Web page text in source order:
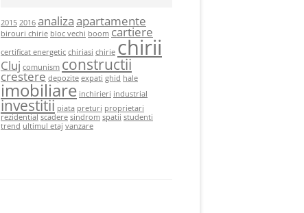
2015 2016 analizaapartamente
birouri chirie bloc vechi boom cartiere
certificat energetic chiriasi chirie chirii
Cluj comunism constructii
crestere depozite expati ghid hale
imobiliare inchirieri industrial
investitii piata preturi proprietari
rezidential scadere sindrom spatii studenti
trend ultimul etaj vanzare